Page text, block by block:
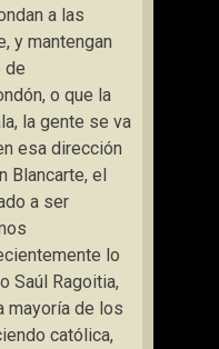
a las
y mantengan
de
o que la
la gente se va
esa dirección
Blancarte, el
a ser
lo
Saúl Ragoitia,
mayoría de los
católica,